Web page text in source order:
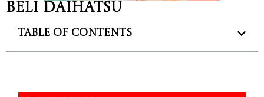
Beli Daihatsu
Table of Contents